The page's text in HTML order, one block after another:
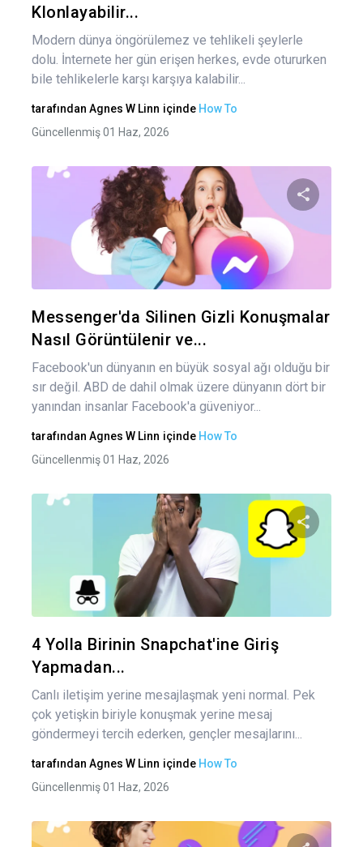
Klonlayabilir...
Modern dünya öngörülemez ve tehlikeli şeylerle
dolu. İnternete her gün erişen herkes, evde otururken
bile tehlikelerle karşı karşıya kalabilir...
tarafından Agnes W Linn içinde How To
Güncellenmiş 01 Haz, 2026
Bu
Messenger'da Silinen Gizli Konuşmalar
Nasıl Görüntülenir ve...
Facebook'un dünyanın en büyük sosyal ağı olduğu bir
sır değil. ABD de dahil olmak üzere dünyanın dört bir
yanından insanlar Facebook'a güveniyor...
tarafından Agnes W Linn içinde How To
Güncellenmiş 01 Haz, 2026
4 Yolla Birinin Snapchat'ine Giriş
Yapmadan...
Canlı iletişim yerine mesajlaşmak yeni normal. Pek
çok yetişkin biriyle konuşmak yerine mesaj
göndermeyi tercih ederken, gençler mesajlarını...
tarafından Agnes W Linn içinde How To
Güncellenmiş 01 Haz, 2026